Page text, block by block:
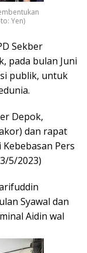
Yen)
Sekber
pada bulan Juni
publik, untuk
Depok,
dan rapat
Pers
5/2023)
Syawal dan
Aidin wal